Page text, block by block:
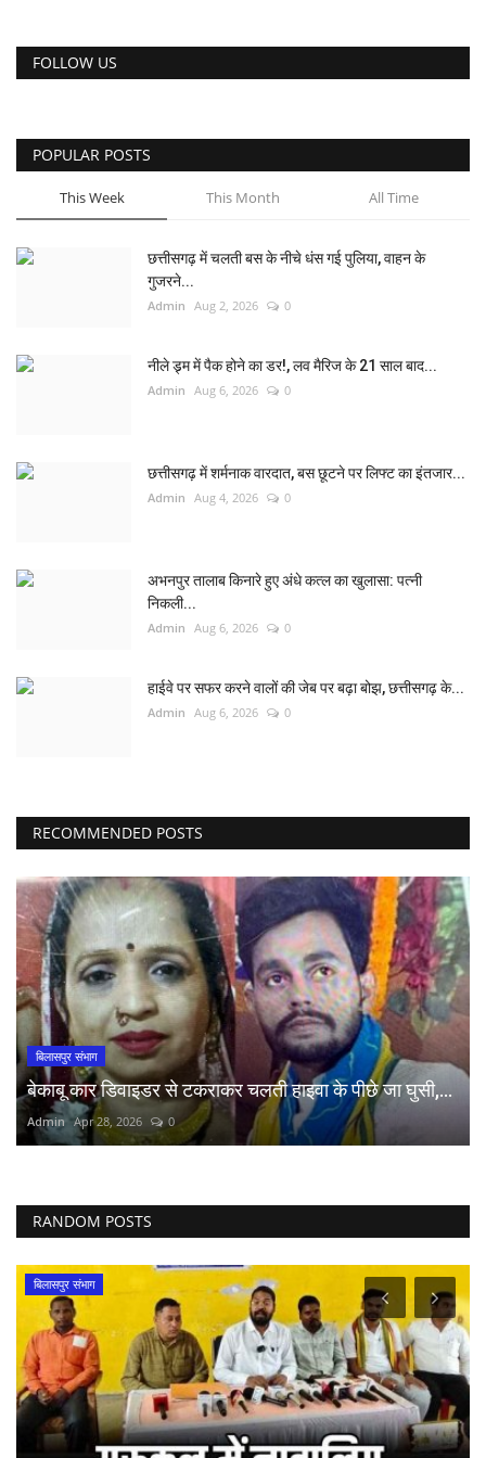
FOLLOW US
POPULAR POSTS
This Week This Month All Time
छत्तीसगढ़ में चलती बस के नीचे धंस गई पुलिया, वाहन के
गुजरने...
Admin Aug 2, 2026 0
नीले ड्र्म में पैक होने का डर!, लव मैरिज के 21 साल बाद...
Admin Aug 6, 2026 0
छत्तीसगढ़ में शर्मनाक वारदात, बस छूटने पर लिफ्ट का इंतजार...
Admin Aug 4, 2026 0
अभनपुर तालाब किनारे हुए अंधे कत्ल का खुलासा: पत्नी
निकली...
Admin Aug 6, 2026 0
हाईवे पर सफर करने वालों की जेब पर बढ़ा बोझ, छत्तीसगढ़ के...
Admin Aug 6, 2026 0
RECOMMENDED POSTS
बिलासपुर संभाग
बेकाबू कार डिवाइडर से टकराकर चलती हाइवा के पीछे जा घुसी,...
Admin Apr 28, 2026 0
RANDOM POSTS
बिलासपुर संभाग